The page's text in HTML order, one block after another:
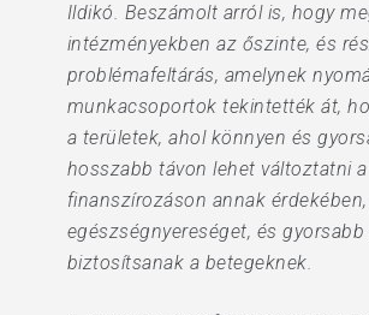
Ildikó. Beszámolt arról is, hogy
intézményekben az őszinte, és
problémafeltárás, amelynek
munkacsoportok tekintették át,
a területek, ahol könnyen és
hosszabb távon lehet változtatni a
finanszírozáson annak
egészségnyereséget, és
biztosítsanak a betegeknek.